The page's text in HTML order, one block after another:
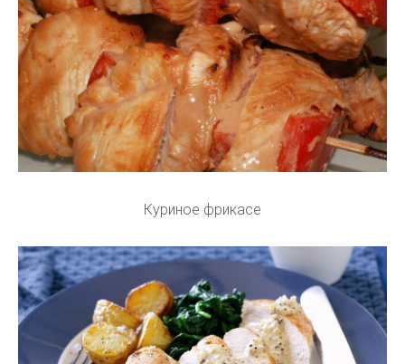
Куриное фрикасе